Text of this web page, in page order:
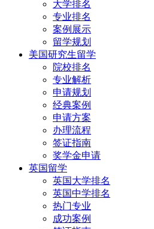
大学排名
专业排名
案例展示
留学规划
美国研究生留学
院校排名
专业解析
申请规划
经典案例
申请方案
办理流程
签证指南
奖学金申请
英国留学
英国大学排名
英国中学排名
热门专业
成功案例